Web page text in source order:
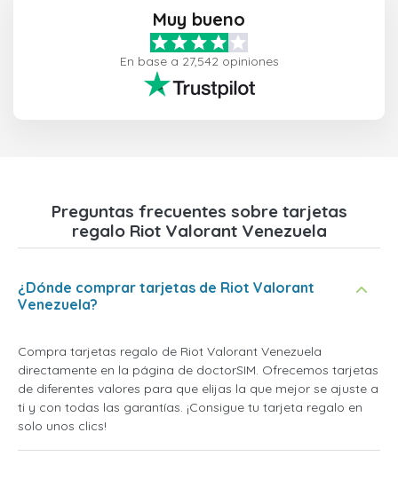
Muy bueno
En base a 27,542 opiniones
Preguntas frecuentes sobre tarjetas
regalo Riot Valorant Venezuela
¿Dónde comprar tarjetas de Riot Valorant
Venezuela?
Compra tarjetas regalo de Riot Valorant Venezuela
directamente en la página de doctorSIM. Ofrecemos tarjetas
de diferentes valores para que elijas la que mejor se ajuste a
ti y con todas las garantías. ¡Consigue tu tarjeta regalo en
solo unos clics!